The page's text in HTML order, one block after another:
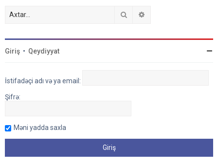
Axtar
Giriş • Qeydiyyat
İstifadəçi adı və ya email:
Şifrə:
Məni yadda saxla